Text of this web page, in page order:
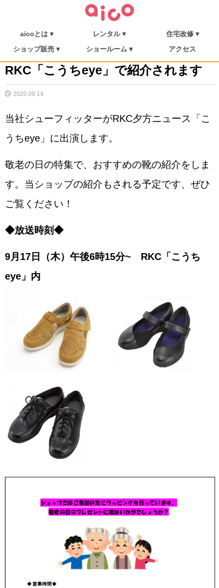
aicoとは ▾
aicoとは
介護保険について
福祉用具を探す
レンタル ▾
ご利用の流れ
介護リフト
消毒・メンテナンス
住宅改修 ▾
住宅改修
施工事例
ショップ販売 ▾
ショップ販売
シューフィッター
ミニむつき庵
ショールーム ▾
朝倉ショールーム
しまんとショールーム
アクセス
RKC「こうちeye」で紹介されます
2020.09.14
当社シューフィッターがRKC夕方ニュース「こ
うちeye」に出演します。
敬老の日の特集で、おすすめの靴の紹介をしま
す。当ショップの紹介もされる予定です、ぜひ
ご覧ください！
◆放送時刻◆
9月17日（木）午後6時15分~ RKC「こうち
eye」内